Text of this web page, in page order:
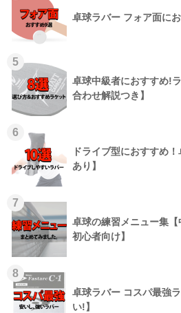
卓球ラバー フォア面に
5
卓球中級者におすすめ!
合わせ解説つき】
6
ドライブ型におすすめ
あり】
7
卓球の練習メニュー集
初心者向け】
8
卓球ラバー コスパ最強
い!】